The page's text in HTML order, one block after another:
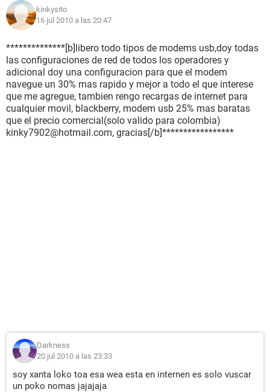
kinkysito
16 jul 2010 a las 20:47
**************[b]libero todo tipos de modems usb,doy todas
las configuraciones de red de todos los operadores y
adicional doy una configuracion para que el modem
navegue un 30% mas rapido y mejor a todo el que interese
que me agregue, tambien rengo recargas de internet para
cualquier movil, blackberry, modem usb 25% mas baratas
que el precio comercial(solo valido para colombia)
kinky7902@hotmail.com, gracias[/b]*****************
Darkness
20 jul 2010 a las 23:33
soy xanta loko toa esa wea esta en internen es solo vuscar
un poko nomas jajajaja